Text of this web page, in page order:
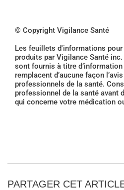
© Copyright Vigilance Santé
Les feuillets d'informations
produits par Vigilance Santé
sont fournis à titre
remplacent d’aucune façon
professionnels de la santé.
professionnel de la santé avant
qui concerne votre médication
PARTAGER CET